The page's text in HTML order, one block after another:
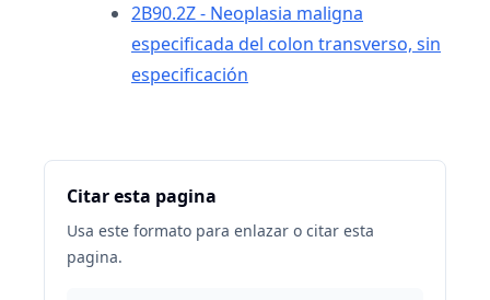
2B90.2Z - Neoplasia maligna
especificada del colon transverso, sin
especificación
Citar esta pagina
Usa este formato para enlazar o citar esta
pagina.